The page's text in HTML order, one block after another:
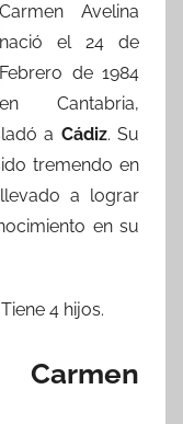
Carmen Avelina
nació el 24 de
Febrero de 1984
en Cantabria,
a Cádiz. Su
tremendo en
a lograr
en su
4 hijos.